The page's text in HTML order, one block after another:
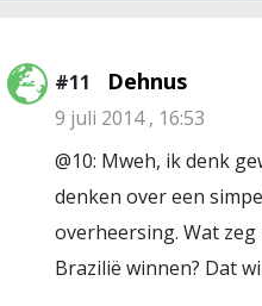
#11 Dehnus
9 juli 2014 , 16:53
@10: Mweh, ik denk
denken over een
overheersing. Wat
Brazilië winnen? Dat